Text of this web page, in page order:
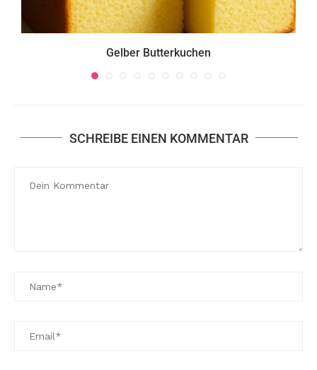
Gelber Butterkuchen
SCHREIBE EINEN KOMMENTAR